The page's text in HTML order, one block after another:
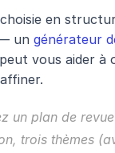
en
un générateur
peut vous aider à
un plan de
trois thèmes